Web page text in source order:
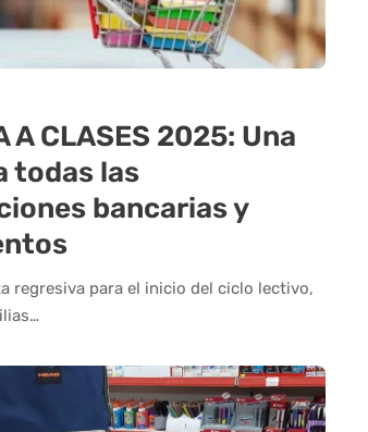
A CLASES 2025: Una
todas las
bancarias y
regresiva para el inicio del ciclo lectivo,